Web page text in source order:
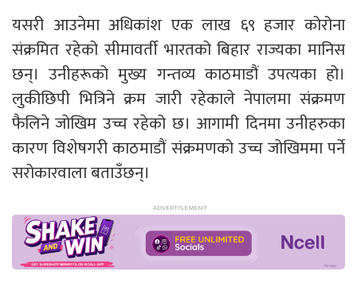
यसरी आउनेमा अधिकांश एक लाख ६९ हजार कोरोना
संक्रमित रहेको सीमावर्ती भारतको बिहार राज्यका मानिस
छन्। उनीहरूको मुख्य गन्तव्य काठमाडौं उपत्यका हो।
लुकीछिपी भित्रिने क्रम जारी रहेकाले नेपालमा संक्रमण
फैलिने जोखिम उच्च रहेको छ। आगामी दिनमा उनीहरुका
कारण विशेषगरी काठमाडौं संक्रमणको उच्च जोखिममा पर्ने
सरोकारवाला बताउँछन्।